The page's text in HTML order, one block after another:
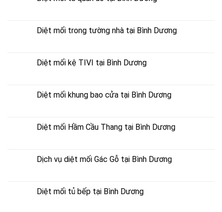
Diệt mối trong tường nhà tại Bình Dương
Diệt mối kệ TIVI tại Bình Dương
Diệt mối khung bao cửa tại Bình Dương
Diệt mối Hầm Cầu Thang tại Bình Dương
Dịch vụ diệt mối Gác Gỗ tại Bình Dương
Diệt mối tủ bếp tại Bình Dương